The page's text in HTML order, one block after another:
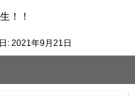
！！
: 2021年9月21日